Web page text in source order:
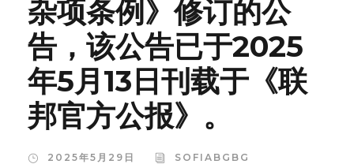
杂项条例》修订的公
告，该公告已于2025
年5月13日刊载于《联
邦官方公报》。
2025年5月29日
SOFIABGBG